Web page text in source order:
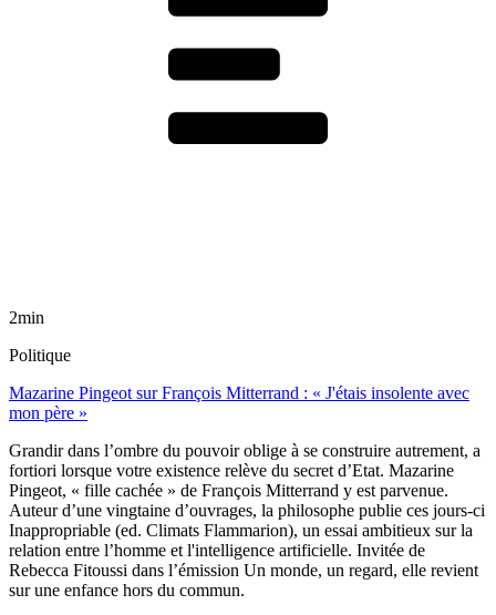
2min
Politique
Mazarine Pingeot sur François Mitterrand : « J'étais insolente avec
mon père »
Grandir dans l’ombre du pouvoir oblige à se construire autrement, a
fortiori lorsque votre existence relève du secret d’Etat. Mazarine
Pingeot, « fille cachée » de François Mitterrand y est parvenue.
Auteur d’une vingtaine d’ouvrages, la philosophe publie ces jours-ci
Inappropriable (ed. Climats Flammarion), un essai ambitieux sur la
relation entre l’homme et l'intelligence artificielle. Invitée de
Rebecca Fitoussi dans l’émission Un monde, un regard, elle revient
sur une enfance hors du commun.